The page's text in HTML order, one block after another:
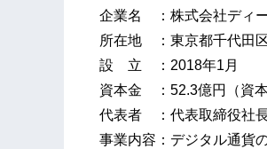
企業名 ：株式会社ディ
所在地 ：東京都千代田
設 立 ：2018年1月
資本金 ：52.3億円（資本
代表者 ：代表取締役社
事業内容：デジタル通貨